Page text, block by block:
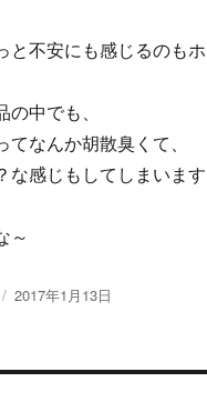
と不安にも感じるのもホ
の中でも、
てなんか胡散臭くて、
な感じもしてしまいます
～
投
2017年1月13日